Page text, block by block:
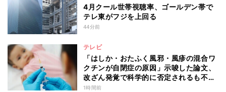
4月クール世帯視聴率、ゴールデン帯で
テレ東がフジを上回る
44分前
テレビ
「はしか・おたふく風邪・風疹の混合ワ
クチンが自閉症の原因」示唆した論文、
改ざん発覚で科学的に否定されるも不安
消えず…科学者たちの反証はなぜ届かな
1時間前